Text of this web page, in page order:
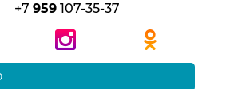
+7 959 107-35-37